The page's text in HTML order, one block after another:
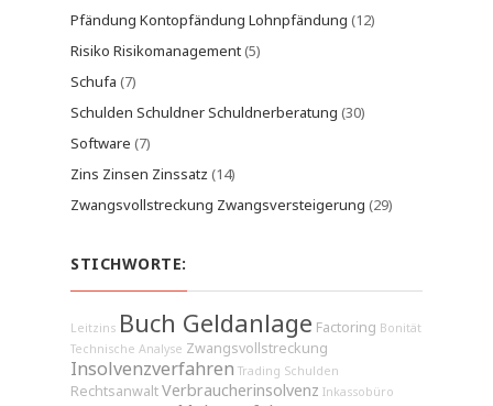
Pfändung Kontopfändung Lohnpfändung (12)
Risiko Risikomanagement(5)
Schufa (7)
Schulden Schuldner Schuldnerberatung (30)
Software (7)
Zins Zinsen Zinssatz (14)
Zwangsvollstreckung Zwangsversteigerung (29)
STICHWORTE:
Leitzins Buch Geldanlage Factoring Bonität
Technische Analyse Zwangsvollstreckung
Insolvenzverfahren Trading Schulden
RechtsanwaltVerbraucherinsolvenz Inkassobüro